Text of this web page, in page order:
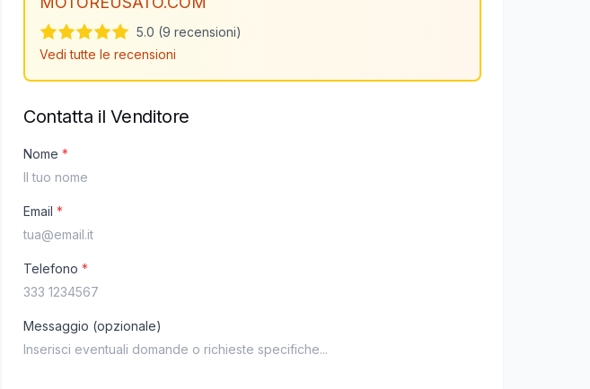
5.0 (9 recensioni)
Vedi tutte le recensioni
Contatta il Venditore
Nome *
Email *
Telefono *
Messaggio (opzionale)